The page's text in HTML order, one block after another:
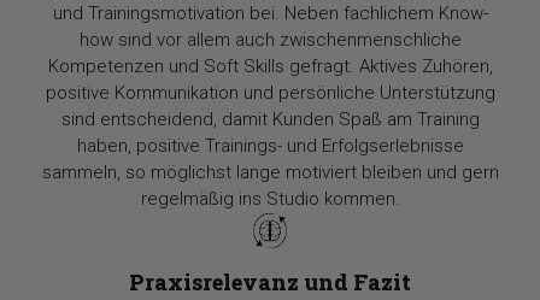
und Trainingsmotivation bei. Neben fachlichem Know-
how sind vor allem auch zwischenmenschliche
Kompetenzen und Soft Skills gefragt. Aktives Zuhören,
positive Kommunikation und persönliche Unterstützung
sind entscheidend, damit Kunden Spaß am Training
haben, positive Trainings- und Erfolgserlebnisse
sammeln, so möglichst lange motiviert bleiben und gern
regelmäßig ins Studio kommen.
Praxisrelevanz und Fazit